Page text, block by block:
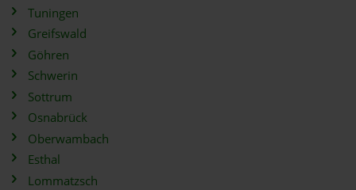
Tuningen
Greifswald
Göhren
Schwerin
Sottrum
Osnabrück
Oberwambach
Esthal
Lommatzsch